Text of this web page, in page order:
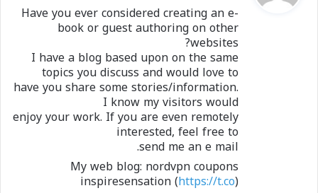
ل
Have you ever considered creating an e-
book or guest authoring on other
websites?
I have a blog based upon on the same
topics you discuss and would love to
have you share some stories/information.
I know my visitors would
enjoy your work. If you are even remotely
interested, feel free to
send me an e mail.
My web blog: nordvpn coupons
inspiresensation (https://t.co)